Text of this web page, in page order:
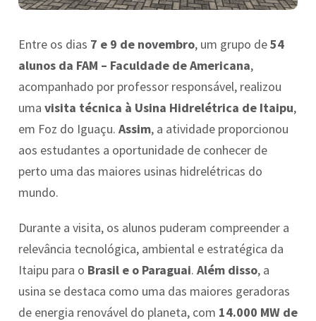
Entre os dias 7 e 9 de novembro, um grupo de54
alunos da FAM – Faculdade de Americana,
acompanhado por professor responsável, realizou
uma visita técnica à Usina Hidrelétrica de Itaipu,
em Foz do Iguaçu. Assim, a atividade proporcionou
aos estudantes a oportunidade de conhecer de
perto uma das maiores usinas hidrelétricas do
mundo.
Durante a visita, os alunos puderam compreender a
relevância tecnológica, ambiental e estratégica da
Itaipu para o Brasil e o Paraguai. Além disso, a
usina se destaca como uma das maiores geradoras
de energia renovável do planeta, com 14.000 MW de